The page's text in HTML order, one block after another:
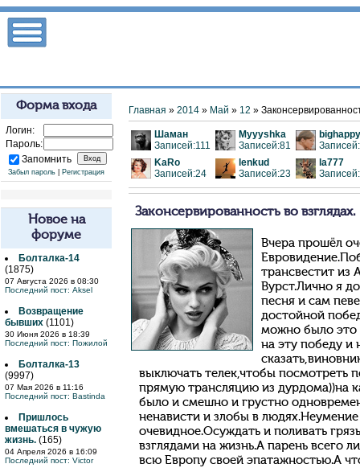
Форма входа
Логин:
Пароль:
Запомнить
Забыл пароль Регистрация
Новое на
форуме
Болталка-14
(1875)
07 Августа 2026 в 08:30
Последний пост: Aksel
Возвращение
бывших (1101)
30 Июня 2026 в 18:39
Последний пост: Пожилой
Болталка-13
(9997)
07 Мая 2026 в 11:16
Последний пост: Bastinda
Пришлось
вмешаться в чужую
жизнь. (165)
04 Апреля 2026 в 16:09
Последний пост: Victor
Главная » 2014 » Май » 12 »
Шаман
Записей:111
Myyyshka
Записей:81
bighappy
KaRo
Записей:24
lenkud
Записей:23
la777
Законсервированность во взглядах.
Вчера прошёл
трансвестит из
Вурст.Лично я
песня и сам
достойной
можно было это
на эту победу и
выключать телек,чтобы посмотреть
прямую трансляцию из дурдома))на
было и смешно и грустно
ненависти и злобы в людях.Неумение
очевидное.Осуждать и поливать
взглядами на жизнь.А парень всего
всю Европу своей эпатажностью.А